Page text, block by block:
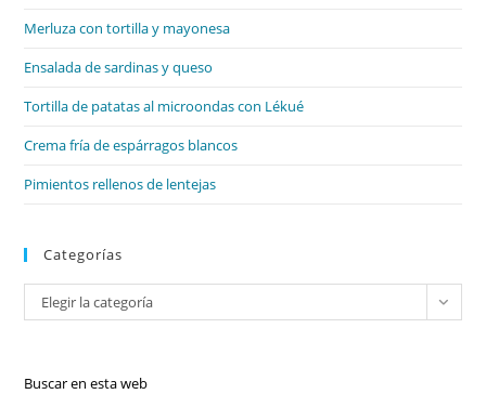
Merluza con tortilla y mayonesa
Ensalada de sardinas y queso
Tortilla de patatas al microondas con Lékué
Crema fría de espárragos blancos
Pimientos rellenos de lentejas
Categorías
Categorías
Elegir la categoría
Buscar en esta web